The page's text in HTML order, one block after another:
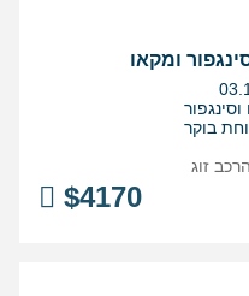
ומקאו
בין
בוקר
$4170
זוג